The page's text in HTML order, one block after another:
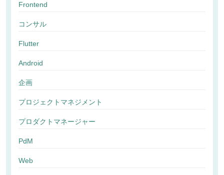
Frontend
コンサル
Flutter
Android
企画
プロジェクトマネジメント
プロダクトマネージャー
PdM
Web